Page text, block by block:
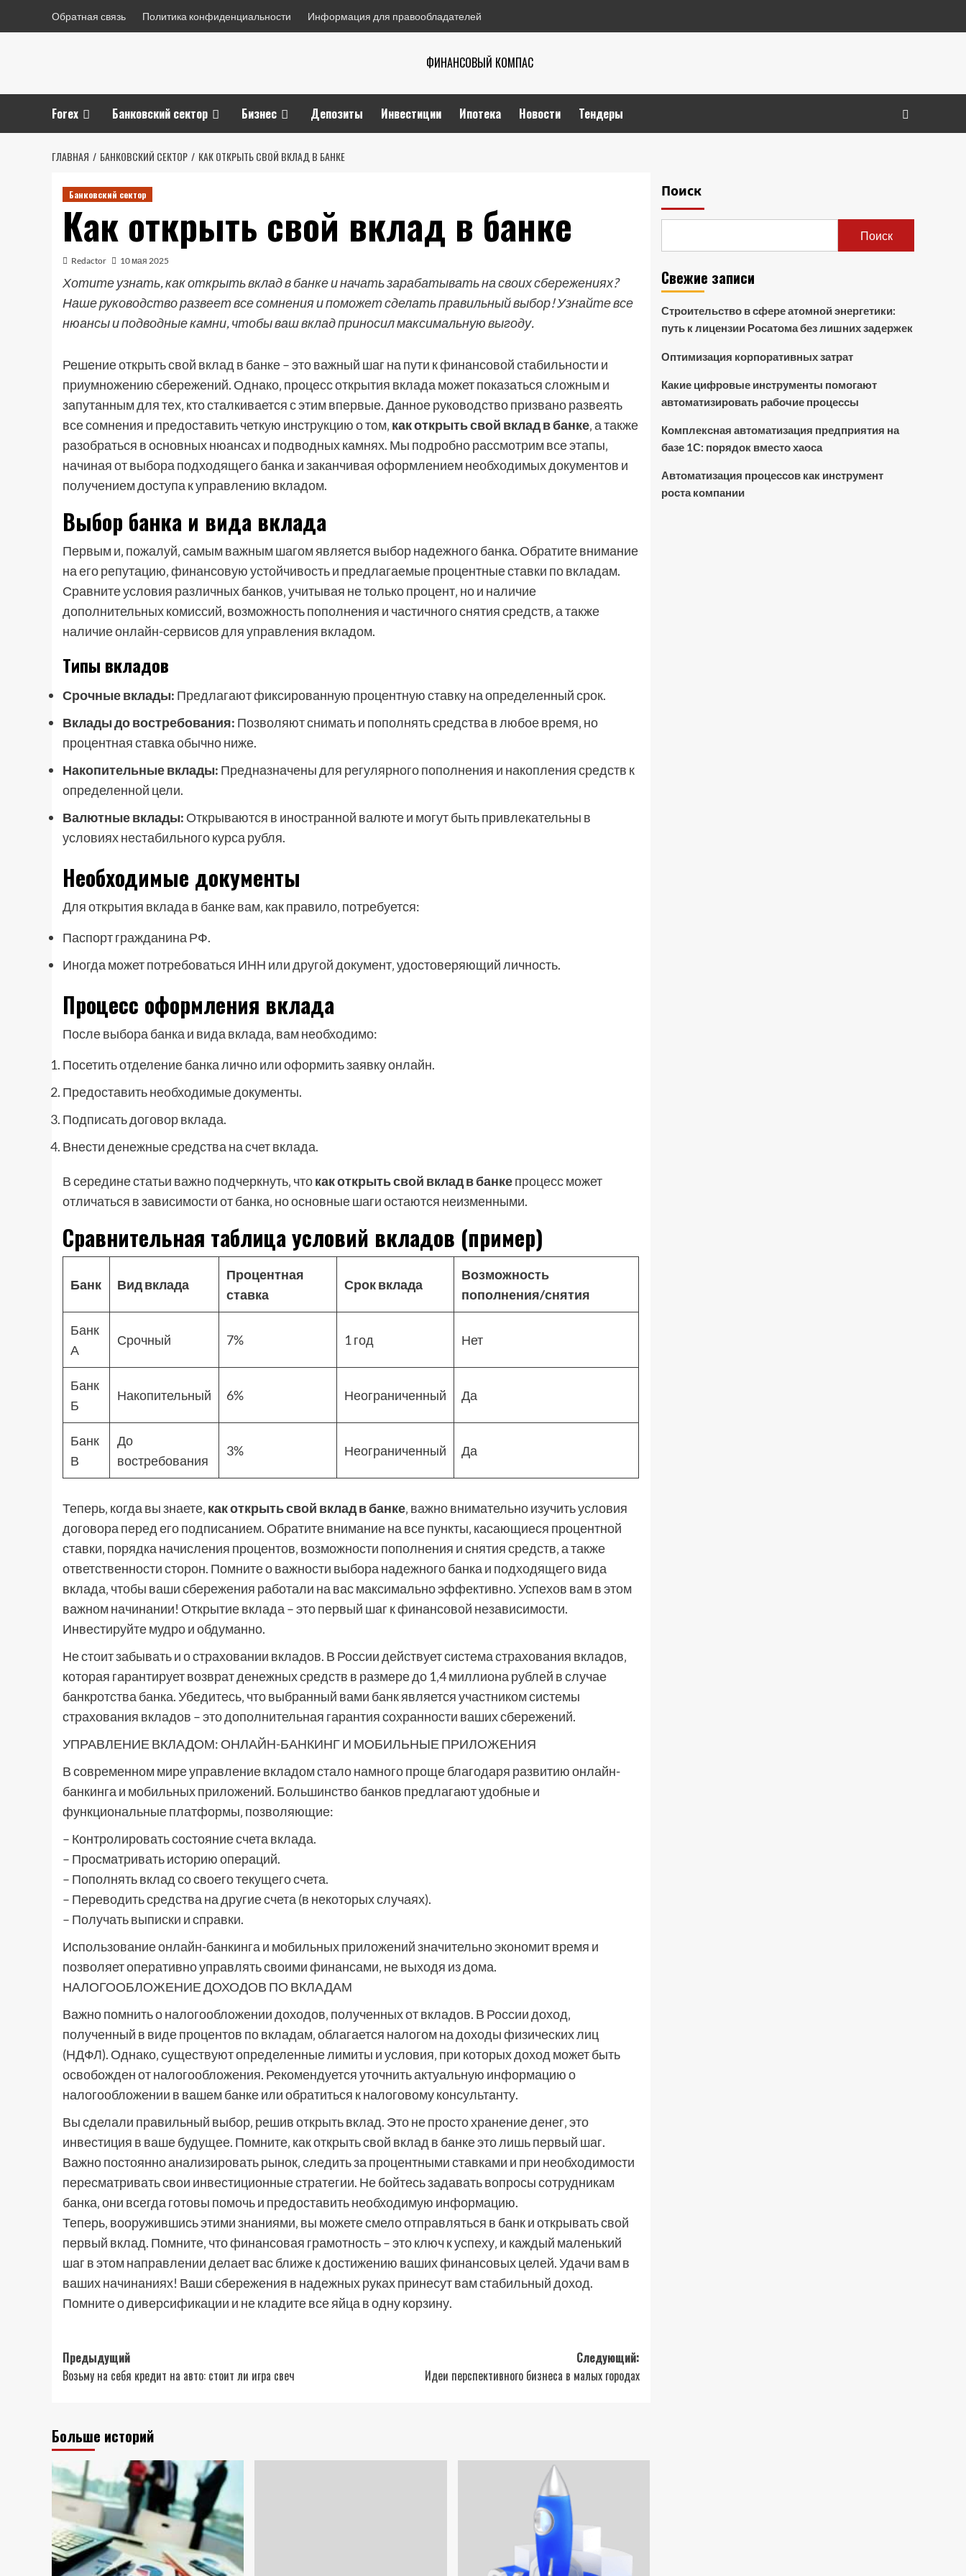
Обратная связь Политика конфиденциальности Информация для правообладателей
ФИНАНСОВЫЙ КОМПАС
Forex Банковский сектор Бизнес Депозиты Инвестиции Ипотека Новости Тендеры
ГЛАВНАЯ БАНКОВСКИЙ СЕКТОР КАК ОТКРЫТЬ СВОЙ ВКЛАД В БАНКЕ
Банковский сектор
Как открыть свой вклад в банке
Redactor 10 мая 2025
Хотите узнать, как открыть вклад в банке и начать зарабатывать на своих сбережениях?
Наше руководство развеет все сомнения и поможет сделать правильный выбор! Узнайте все
нюансы и подводные камни, чтобы ваш вклад приносил максимальную выгоду.
Решение открыть свой вклад в банке – это важный шаг на пути к финансовой стабильности и
приумножению сбережений. Однако‚ процесс открытия вклада может показаться сложным и
запутанным для тех‚ кто сталкивается с этим впервые. Данное руководство призвано развеять
все сомнения и предоставить четкую инструкцию о том‚ как открыть свой вклад в банке‚ а также
разобраться в основных нюансах и подводных камнях. Мы подробно рассмотрим все этапы‚
начиная от выбора подходящего банка и заканчивая оформлением необходимых документов и
получением доступа к управлению вкладом.
Выбор банка и вида вклада
Первым и‚ пожалуй‚ самым важным шагом является выбор надежного банка. Обратите внимание
на его репутацию‚ финансовую устойчивость и предлагаемые процентные ставки по вкладам.
Сравните условия различных банков‚ учитывая не только процент‚ но и наличие
дополнительных комиссий‚ возможность пополнения и частичного снятия средств‚ а также
наличие онлайн-сервисов для управления вкладом.
Типы вкладов
Срочные вклады: Предлагают фиксированную процентную ставку на определенный срок.
Вклады до востребования: Позволяют снимать и пополнять средства в любое время‚ но
процентная ставка обычно ниже.
Накопительные вклады: Предназначены для регулярного пополнения и накопления средств к
определенной цели.
Валютные вклады: Открываются в иностранной валюте и могут быть привлекательны в
условиях нестабильного курса рубля.
Необходимые документы
Для открытия вклада в банке вам‚ как правило‚ потребуется:
Паспорт гражданина РФ.
Иногда может потребоваться ИНН или другой документ‚ удостоверяющий личность.
Процесс оформления вклада
После выбора банка и вида вклада‚ вам необходимо:
Посетить отделение банка лично или оформить заявку онлайн.
Предоставить необходимые документы.
Подписать договор вклада.
Внести денежные средства на счет вклада.
В середине статьи важно подчеркнуть‚ чтокак открыть свой вклад в банкепроцесс может
отличаться в зависимости от банка‚ но основные шаги остаются неизменными.
Сравнительная таблица условий вкладов (пример)
Банк Вид вклада
Процентная
ставка
Срок вклада
Возможность
пополнения/снятия
Банк
А
Срочный 7% 1 год Нет
Банк
Б
Накопительный 6% Неограниченный Да
Банк
В
До
востребования
3% Неограниченный Да
Теперь‚ когда вы знаете‚ как открыть свой вклад в банке‚ важно внимательно изучить условия
договора перед его подписанием. Обратите внимание на все пункты‚ касающиеся процентной
ставки‚ порядка начисления процентов‚ возможности пополнения и снятия средств‚ а также
ответственности сторон. Помните о важности выбора надежного банка и подходящего вида
вклада‚ чтобы ваши сбережения работали на вас максимально эффективно. Успехов вам в этом
важном начинании! Открытие вклада – это первый шаг к финансовой независимости.
Инвестируйте мудро и обдуманно.
Не стоит забывать и о страховании вкладов. В России действует система страхования вкладов‚
которая гарантирует возврат денежных средств в размере до 1‚4 миллиона рублей в случае
банкротства банка. Убедитесь‚ что выбранный вами банк является участником системы
страхования вкладов – это дополнительная гарантия сохранности ваших сбережений.
УПРАВЛЕНИЕ ВКЛАДОМ: ОНЛАЙН-БАНКИНГ И МОБИЛЬНЫЕ ПРИЛОЖЕНИЯ
В современном мире управление вкладом стало намного проще благодаря развитию онлайн-
банкинга и мобильных приложений. Большинство банков предлагают удобные и
функциональные платформы‚ позволяющие:
– Контролировать состояние счета вклада.
– Просматривать историю операций.
– Пополнять вклад со своего текущего счета.
– Переводить средства на другие счета (в некоторых случаях).
– Получать выписки и справки.
Использование онлайн-банкинга и мобильных приложений значительно экономит время и
позволяет оперативно управлять своими финансами‚ не выходя из дома.
НАЛОГООБЛОЖЕНИЕ ДОХОДОВ ПО ВКЛАДАМ
Важно помнить о налогообложении доходов‚ полученных от вкладов. В России доход‚
полученный в виде процентов по вкладам‚ облагается налогом на доходы физических лиц
(НДФЛ). Однако‚ существуют определенные лимиты и условия‚ при которых доход может быть
освобожден от налогообложения. Рекомендуется уточнить актуальную информацию о
налогообложении в вашем банке или обратиться к налоговому консультанту.
Вы сделали правильный выбор‚ решив открыть вклад. Это не просто хранение денег‚ это
инвестиция в ваше будущее. Помните‚ как открыть свой вклад в банке это лишь первый шаг.
Важно постоянно анализировать рынок‚ следить за процентными ставками и при необходимости
пересматривать свои инвестиционные стратегии. Не бойтесь задавать вопросы сотрудникам
банка‚ они всегда готовы помочь и предоставить необходимую информацию.
Теперь‚ вооружившись этими знаниями‚ вы можете смело отправляться в банк и открывать свой
первый вклад. Помните‚ что финансовая грамотность – это ключ к успеху‚ и каждый маленький
шаг в этом направлении делает вас ближе к достижению ваших финансовых целей. Удачи вам в
ваших начинаниях! Ваши сбережения в надежных руках принесут вам стабильный доход.
Помните о диверсификации и не кладите все яйца в одну корзину.
Навигация
записи
Предыдущий
Возьму на себя кредит на авто: стоит ли игра свеч
Следующий:
Идеи перспективного бизнеса в малых городах
Больше историй
Поиск
Поиск
Свежие записи
Строительство в сфере атомной энергетики:
путь к лицензии Росатома без лишних задержек
Оптимизация корпоративных затрат
Какие цифровые инструменты помогают
автоматизировать рабочие процессы
Комплексная автоматизация предприятия на
базе 1С: порядок вместо хаоса
Автоматизация процессов как инструмент
роста компании